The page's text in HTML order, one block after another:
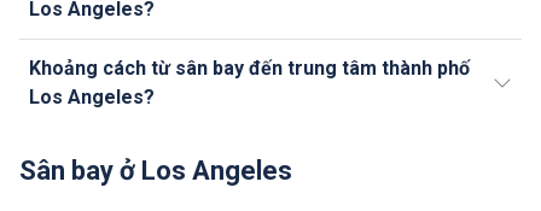
Los Angeles?
Khoảng cách từ sân bay đến trung tâm thành phố
Los Angeles?
Sân bay ở Los Angeles